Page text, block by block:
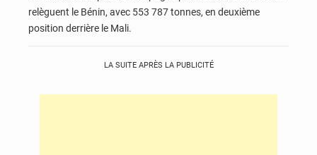
relèguent le Bénin, avec 553 787 tonnes, en deuxième
position derrière le Mali.
LA SUITE APRÈS LA PUBLICITÉ